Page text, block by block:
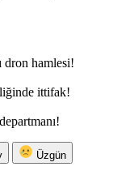
dron hamlesi!
ittifak!
Üzgün